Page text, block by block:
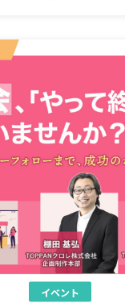
イベント